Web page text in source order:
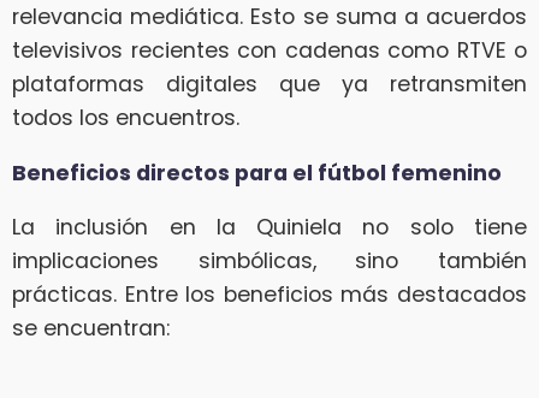
relevancia mediática. Esto se suma a acuerdos
televisivos recientes con cadenas como RTVE o
plataformas digitales que ya retransmiten
todos los encuentros.
Beneficios directos para el fútbol femenino
La inclusión en la Quiniela no solo tiene
implicaciones simbólicas, sino también
prácticas. Entre los beneficios más destacados
se encuentran: